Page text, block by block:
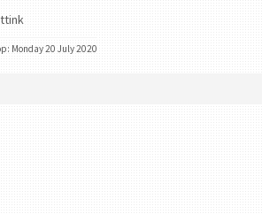
Monday 20 July 2020